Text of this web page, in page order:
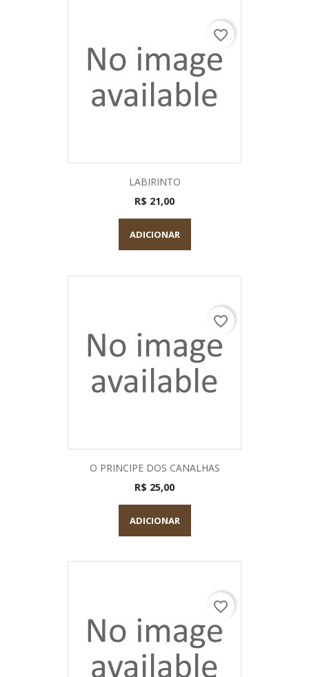
LABIRINTO
R$ 21,00
ADICIONAR
favorite_border
O PRINCIPE DOS CANALHAS
R$ 25,00
ADICIONAR
favorite_border
favorite_border